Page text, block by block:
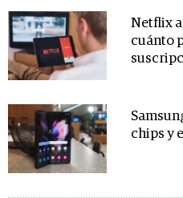
Netflix
cuánto
chips y